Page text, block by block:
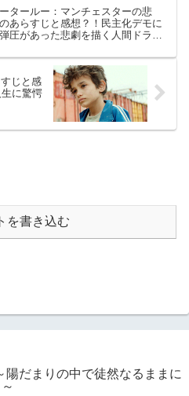
ータールー：マンチェスターの悲
あらすじと感想？！民主化デモに
圧があった悲劇を描く人間ドラ
じと感
に驚愕
を書き込む
だまりの中で徒然なるままに
～